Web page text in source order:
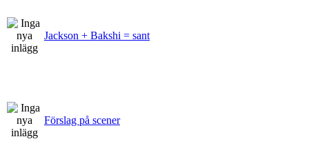
Jackson + Bakshi = sant
Förslag på scener